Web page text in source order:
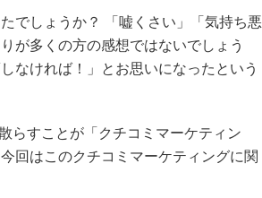
しょうか？ 「嘘くさい」「気持ち悪
が多くの方の感想ではないでしょう
なければ！」とお思いになったという
らすことが「クチコミマーケティン
回はこのクチコミマーケティングに関